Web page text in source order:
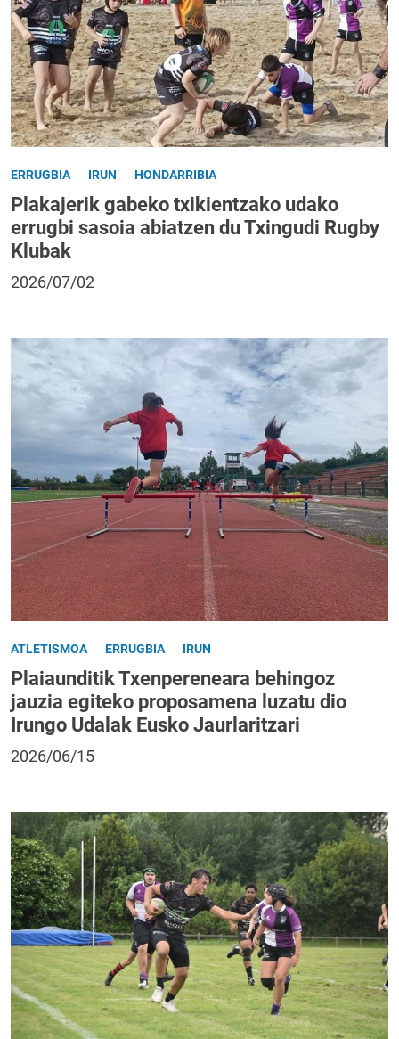
ERRUGBIA IRUN HONDARRIBIA
Plakajerik gabeko txikientzako udako
errugbi sasoia abiatzen du Txingudi Rugby
Klubak
2026/07/02
ATLETISMOA ERRUGBIA IRUN
Plaiaunditik Txenpereneara behingoz
jauzia egiteko proposamena luzatu dio
Irungo Udalak Eusko Jaurlaritzari
2026/06/15